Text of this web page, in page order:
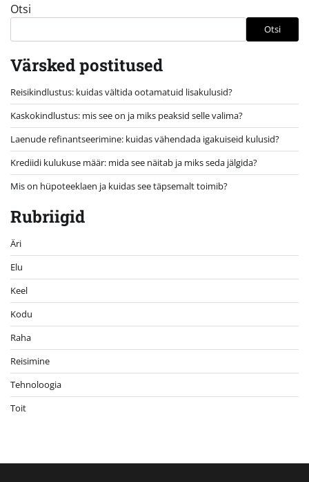
Otsi
Otsi
Värsked postitused
Reisikindlustus: kuidas vältida ootamatuid lisakulusid?
Kaskokindlustus: mis see on ja miks peaksid selle valima?
Laenude refinantseerimine: kuidas vähendada igakuiseid kulusid?
Krediidi kulukuse määr: mida see näitab ja miks seda jälgida?
Mis on hüpoteeklaen ja kuidas see täpsemalt toimib?
Rubriigid
Äri
Elu
Keel
Kodu
Raha
Reisimine
Tehnoloogia
Toit